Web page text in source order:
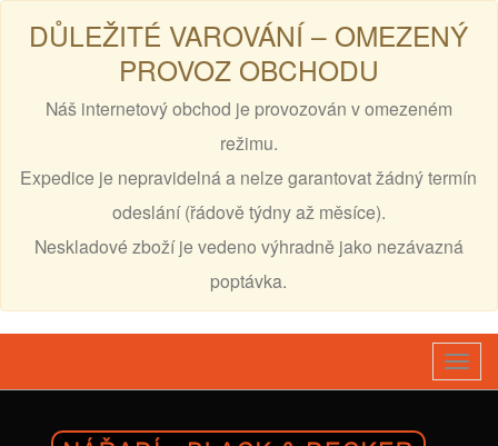
DŮLEŽITÉ VAROVÁNÍ – OMEZENÝ
PROVOZ OBCHODU
Náš internetový obchod je provozován v omezeném
režimu.
Expedice je nepravidelná a nelze garantovat žádný termín
odeslání (řádově týdny až měsíce).
Neskladové zboží je vedeno výhradně jako nezávazná
poptávka.